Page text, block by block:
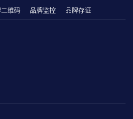
维码 品牌监控 品牌存证